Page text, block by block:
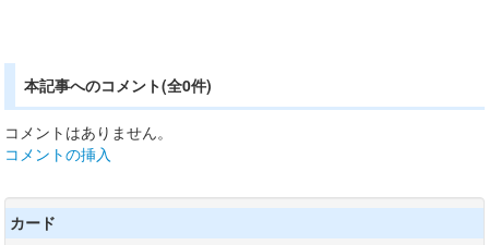
本記事へのコメント(全0件)
コメントはありません。
コメントの挿入
カード